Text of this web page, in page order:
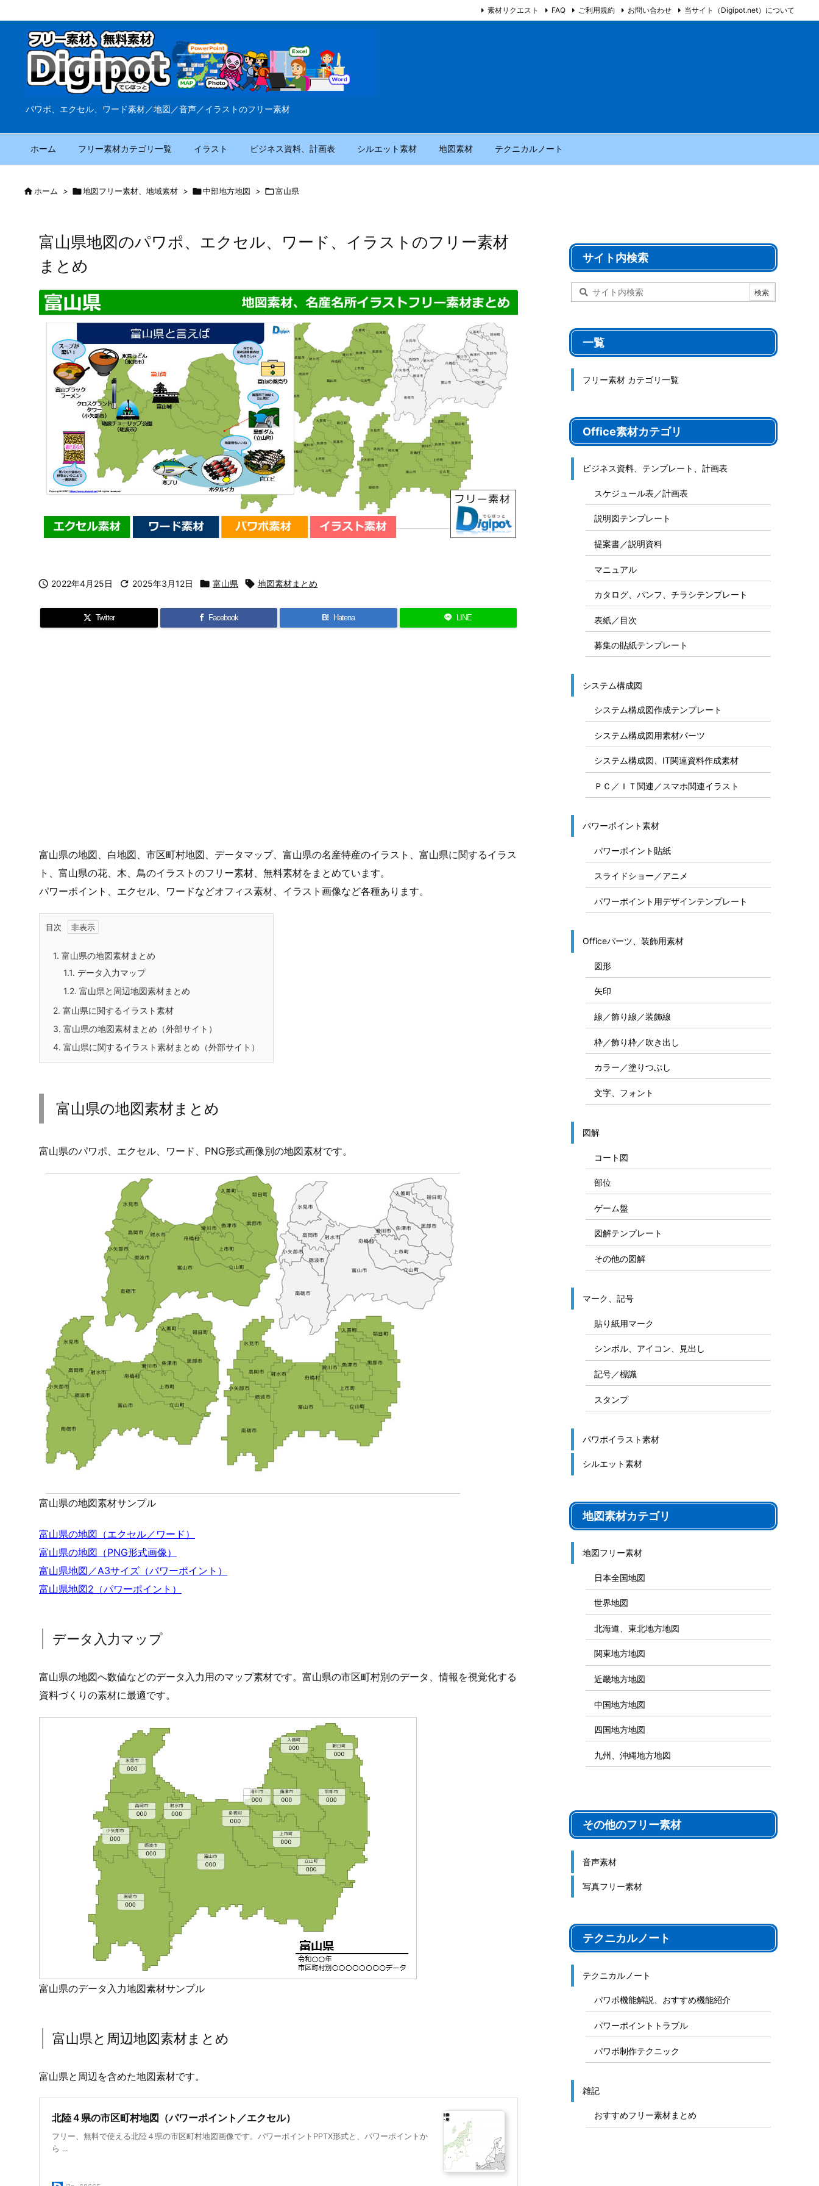
パワポ、エクセル、ワード素材／地図／音声／イラストのフリー素材
ホーム フリー素材カテゴリ一覧 イラスト ビジネス資料、計画表 シルエット素材 地図素材 テクニカルノート
素材リクエスト FAQ ご利用規約 お問い合わせ 当サイト（Digipot.net）について
ホーム > 地図フリー素材、地域素材 > 中部地方地図 > 富山県
富山県地図のパワポ、エクセル、ワード、イラストのフリー素材
まとめ
 2022年4月25日  2025年3月12日  富山県  地図素材まとめ
Twitter Facebook B! Hatena LINE
富山県の地図、白地図、市区町村地図、データマップ、富山県の名産特産のイラスト、富山県に関するイラス
ト、富山県の花、木、鳥のイラストのフリー素材、無料素材をまとめています。
パワーポイント、エクセル、ワードなどオフィス素材、イラスト画像など各種あります。
目次
1. 富山県の地図素材まとめ
1.1. データ入力マップ
1.2. 富山県と周辺地図素材まとめ
2. 富山県に関するイラスト素材
3. 富山県の地図素材まとめ（外部サイト）
4. 富山県に関するイラスト素材まとめ（外部サイト）
富山県の地図素材まとめ
富山県のパワポ、エクセル、ワード、PNG形式画像別の地図素材です。
富山県の地図素材サンプル
富山県の地図（エクセル／ワード）
富山県の地図（PNG形式画像）
富山県地図／A3サイズ（パワーポイント）
富山県地図2（パワーポイント）
データ入力マップ
富山県の地図へ数値などのデータ入力用のマップ素材です。富山県の市区町村別のデータ、情報を視覚化する
資料づくりの素材に最適です。
富山県のデータ入力地図素材サンプル
富山県と周辺地図素材まとめ
富山県と周辺を含めた地図素材です。
北陸４県の市区町村地図（パワーポイント／エクセル）
フリー、無料で使える北陸４県の市区町村地図画像です。パワーポイントPPTX形式と、パワーポイントか
ら ...
サイト内検索
一覧
フリー素材 カテゴリ一覧
Office素材カテゴリ
ビジネス資料、テンプレート、計画表
スケジュール表／計画表
説明図テンプレート
提案書／説明資料
マニュアル
カタログ、パンフ、チラシテンプレート
表紙／目次
募集の貼紙テンプレート
システム構成図
システム構成図作成テンプレート
システム構成図用素材パーツ
システム構成図、IT関連資料作成素材
ＰＣ／ＩＴ関連／スマホ関連イラスト
パワーポイント素材
パワーポイント貼紙
スライドショー／アニメ
パワーポイント用デザインテンプレート
Officeパーツ、装飾用素材
図形
矢印
線／飾り線／装飾線
枠／飾り枠／吹き出し
カラー／塗りつぶし
文字、フォント
図解
コート図
部位
ゲーム盤
図解テンプレート
その他の図解
マーク、記号
貼り紙用マーク
シンボル、アイコン、見出し
記号／標識
スタンプ
パワポイラスト素材
シルエット素材
地図素材カテゴリ
地図フリー素材
日本全国地図
世界地図
北海道、東北地方地図
関東地方地図
近畿地方地図
中国地方地図
四国地方地図
九州、沖縄地方地図
その他のフリー素材
音声素材
写真フリー素材
テクニカルノート
テクニカルノート
パワポ機能解説、おすすめ機能紹介
パワーポイントトラブル
パワポ制作テクニック
雑記
おすすめフリー素材まとめ